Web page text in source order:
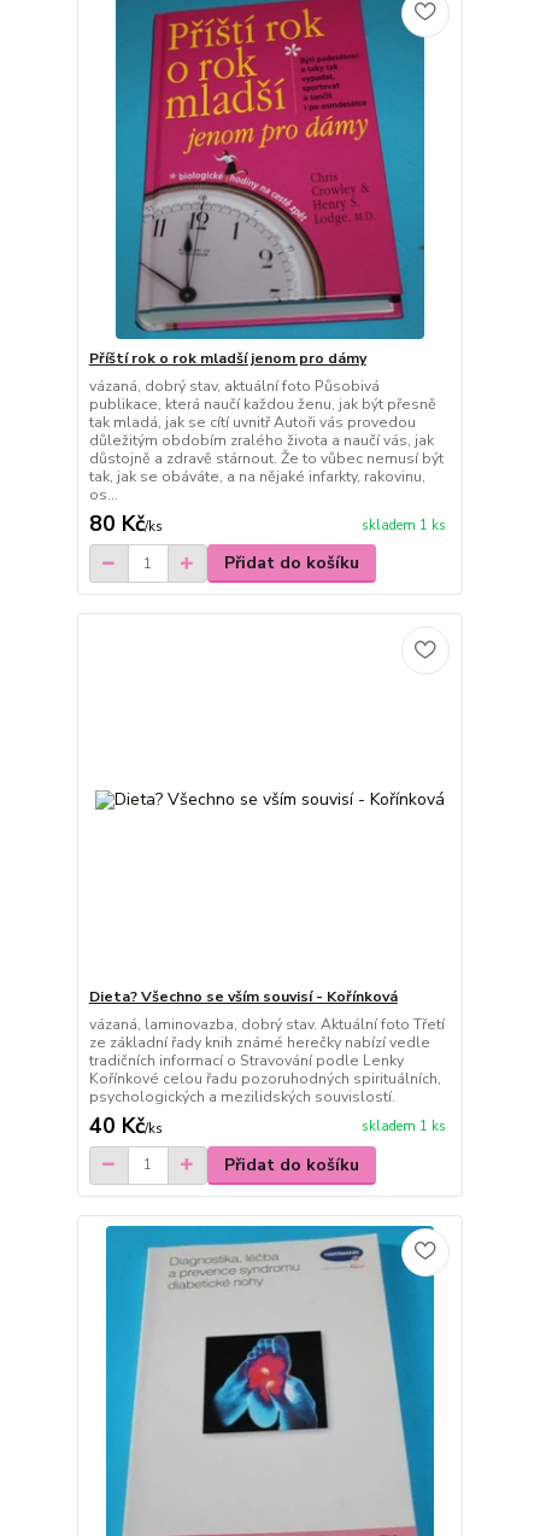
Příští rok o rok mladší jenom pro dámy
vázaná, dobrý stav, aktuální foto Působivá
publikace, která naučí každou ženu, jak být přesně
tak mladá, jak se cítí uvnitř Autoři vás provedou
důležitým obdobím zralého života a naučí vás, jak
důstojně a zdravě stárnout. Že to vůbec nemusí být
tak, jak se obáváte, a na nějaké infarkty, rakovinu,
os...
80 Kč/ks skladem 1 ks
Přidat do košíku
Dieta? Všechno se vším souvisí - Kořínková
vázaná, laminovazba, dobrý stav. Aktuální foto Třetí
ze základní řady knih známé herečky nabízí vedle
tradičních informací o Stravování podle Lenky
Kořínkové celou řadu pozoruhodných spirituálních,
psychologických a mezilidských souvislostí.
40 Kč/ks skladem 1 ks
Přidat do košíku